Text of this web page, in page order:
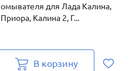
омывателя для Лада Калина,
Приора, Калина 2, Г...
В корзину